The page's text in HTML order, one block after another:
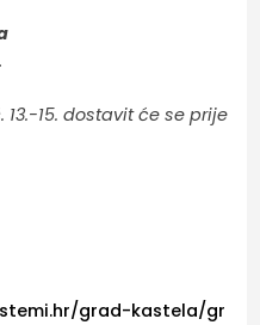
13.-15. dostavit će se prije
grad-kastela/gr